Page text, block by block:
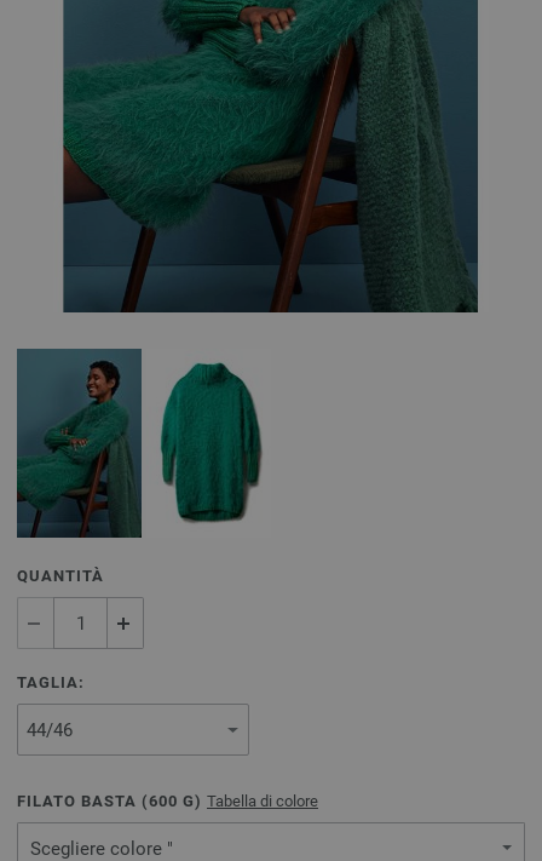
QUANTITÀ
TAGLIA:
FILATO BASTA (600 G) Tabella di colore
Scegliere colore "